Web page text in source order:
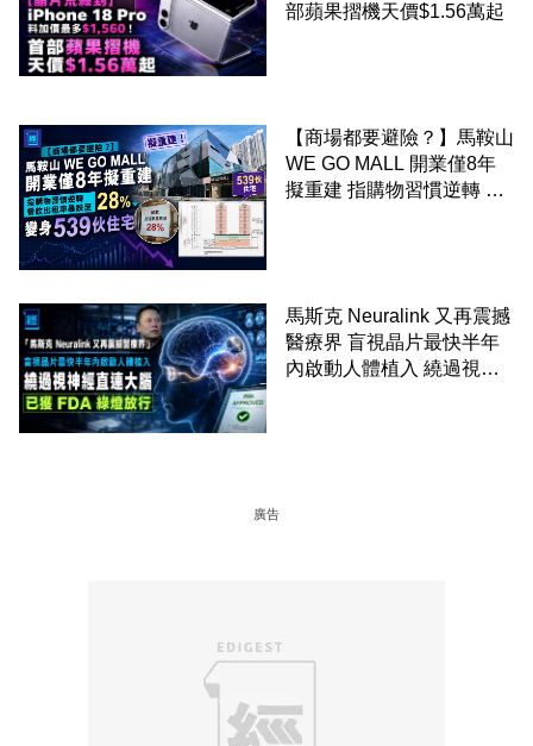
部蘋果摺機天價$1.56萬起
【商場都要避險？】馬鞍山
WE GO MALL 開業僅8年
擬重建 指購物習慣逆轉 餐
馬斯克 Neuralink 又再震撼
醫療界 盲視晶片最快半年
內啟動人體植入 繞過視神
廣告